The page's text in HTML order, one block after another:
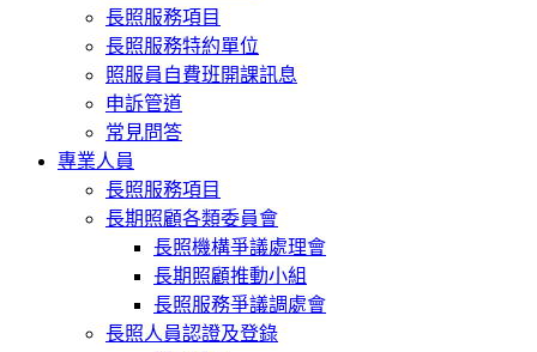
長照服務項目
長照服務特約單位
照服員自費班開課訊息
申訴管道
常見問答
專業人員
長照服務項目
長期照顧各類委員會
長照機構爭議處理會
長期照顧推動小組
長照服務爭議調處會
長照人員認證及登錄